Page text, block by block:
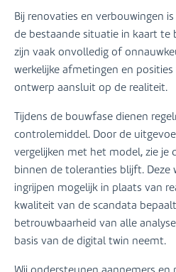
Bij renovaties en verbouwingen
de bestaande situatie in kaart te
zijn vaak onvolledig of
werkelijke afmetingen en
ontwerp aansluit op de realiteit.
Tijdens de bouwfase dienen
controlemiddel. Door de
vergelijken met het model, zie je
binnen de toleranties blijft. Deze
ingrijpen mogelijk in plaats van
kwaliteit van de scandata
betrouwbaarheid van alle
basis van de digital twin neemt.